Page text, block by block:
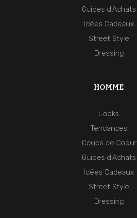
HOMME
Looks
Tendances
Coups de Coeur
Guides d'Achats
Idées Cadeaux
Street Style
Dressing
Guides d'Achats
Idées Cadeaux
Street Style
Dressing